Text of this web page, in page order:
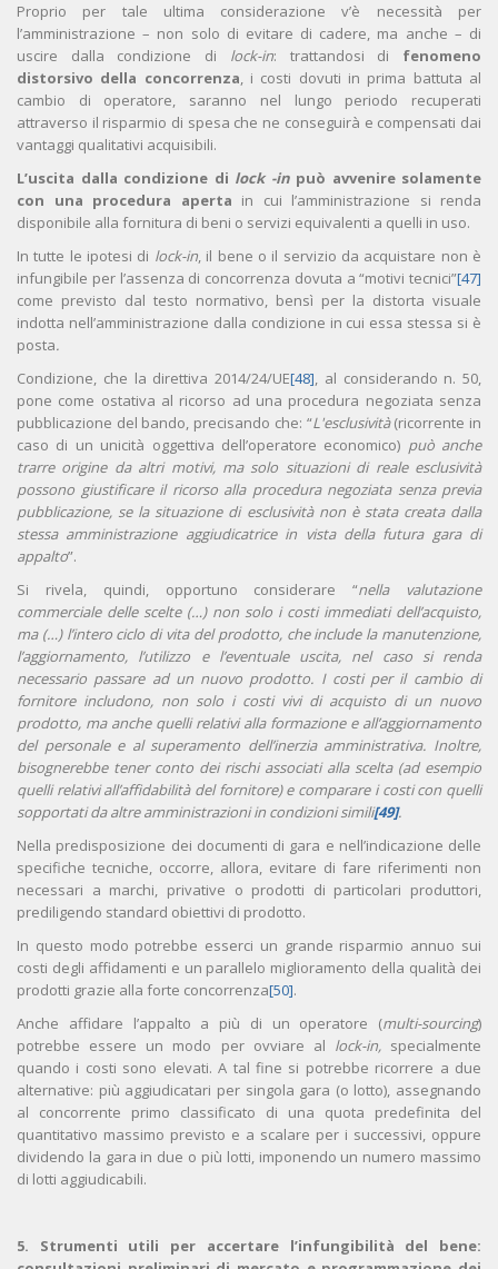
Proprio per tale ultima considerazione v’è necessità per
l’amministrazione – non solo di evitare di cadere, ma anche – di
uscire dalla condizione di lock-in: trattandosi di fenomeno
distorsivo della concorrenza, i costi dovuti in prima battuta al
cambio di operatore, saranno nel lungo periodo recuperati
attraverso il risparmio di spesa che ne conseguirà e compensati dai
vantaggi qualitativi acquisibili.
L’uscita dalla condizione di lock -inpuò avvenire solamente
con una procedura aperta in cui l’amministrazione si renda
disponibile alla fornitura di beni o servizi equivalenti a quelli in uso.
In tutte le ipotesi di lock-in, il bene o il servizio da acquistare non è
infungibile per l’assenza di concorrenza dovuta a “motivi tecnici”[47]
come previsto dal testo normativo, bensì per la distorta visuale
indotta nell’amministrazione dalla condizione in cui essa stessa si è
posta.
Condizione, che la direttiva 2014/24/UE[48], al considerando n. 50,
pone come ostativa al ricorso ad una procedura negoziata senza
pubblicazione del bando, precisando che: “L'esclusività(ricorrente in
caso di un unicità oggettiva dell’operatore economico) può anche
trarre origine da altri motivi, ma solo situazioni di reale esclusività
possono giustificare il ricorso alla procedura negoziata senza previa
pubblicazione, se la situazione di esclusività non è stata creata dalla
stessa amministrazione aggiudicatrice in vista della futura gara di
appalto”.
Si rivela, quindi, opportuno considerare “nella valutazione
commerciale delle scelte (…) non solo i costi immediati dell’acquisto,
ma (…) l’intero ciclo di vita del prodotto, che include la manutenzione,
l’aggiornamento, l’utilizzo e l’eventuale uscita, nel caso si renda
necessario passare ad un nuovo prodotto. I costi per il cambio di
fornitore includono, non solo i costi vivi di acquisto di un nuovo
prodotto, ma anche quelli relativi alla formazione e all’aggiornamento
del personale e al superamento dell’inerzia amministrativa. Inoltre,
bisognerebbe tener conto dei rischi associati alla scelta (ad esempio
quelli relativi all’affidabilità del fornitore) e comparare i costi con quelli
sopportati da altre amministrazioni in condizioni simili[49].
Nella predisposizione dei documenti di gara e nell’indicazione delle
specifiche tecniche, occorre, allora, evitare di fare riferimenti non
necessari a marchi, privative o prodotti di particolari produttori,
prediligendo standard obiettivi di prodotto.
In questo modo potrebbe esserci un grande risparmio annuo sui
costi degli affidamenti e un parallelo miglioramento della qualità dei
prodotti grazie alla forte concorrenza[50].
Anche affidare l’appalto a più di un operatore (multi-sourcing)
potrebbe essere un modo per ovviare al lock-in,specialmente
quando i costi sono elevati. A tal fine si potrebbe ricorrere a due
alternative: più aggiudicatari per singola gara (o lotto), assegnando
al concorrente primo classificato di una quota predefinita del
quantitativo massimo previsto e a scalare per i successivi, oppure
dividendo la gara in due o più lotti, imponendo un numero massimo
di lotti aggiudicabili.
5. Strumenti utili per accertare l’infungibilità del bene: